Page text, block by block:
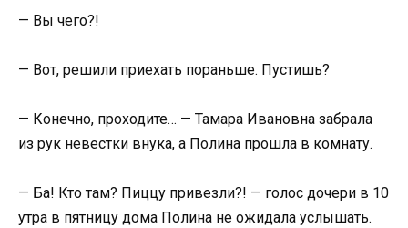
— Вы чего?!
— Вот, решили приехать пораньше. Пустишь?
— Конечно, проходите… — Тамара Ивановна забрала
из рук невестки внука, а Полина прошла в комнату.
— Ба! Кто там? Пиццу привезли?! — голос дочери в 10
утра в пятницу дома Полина не ожидала услышать.